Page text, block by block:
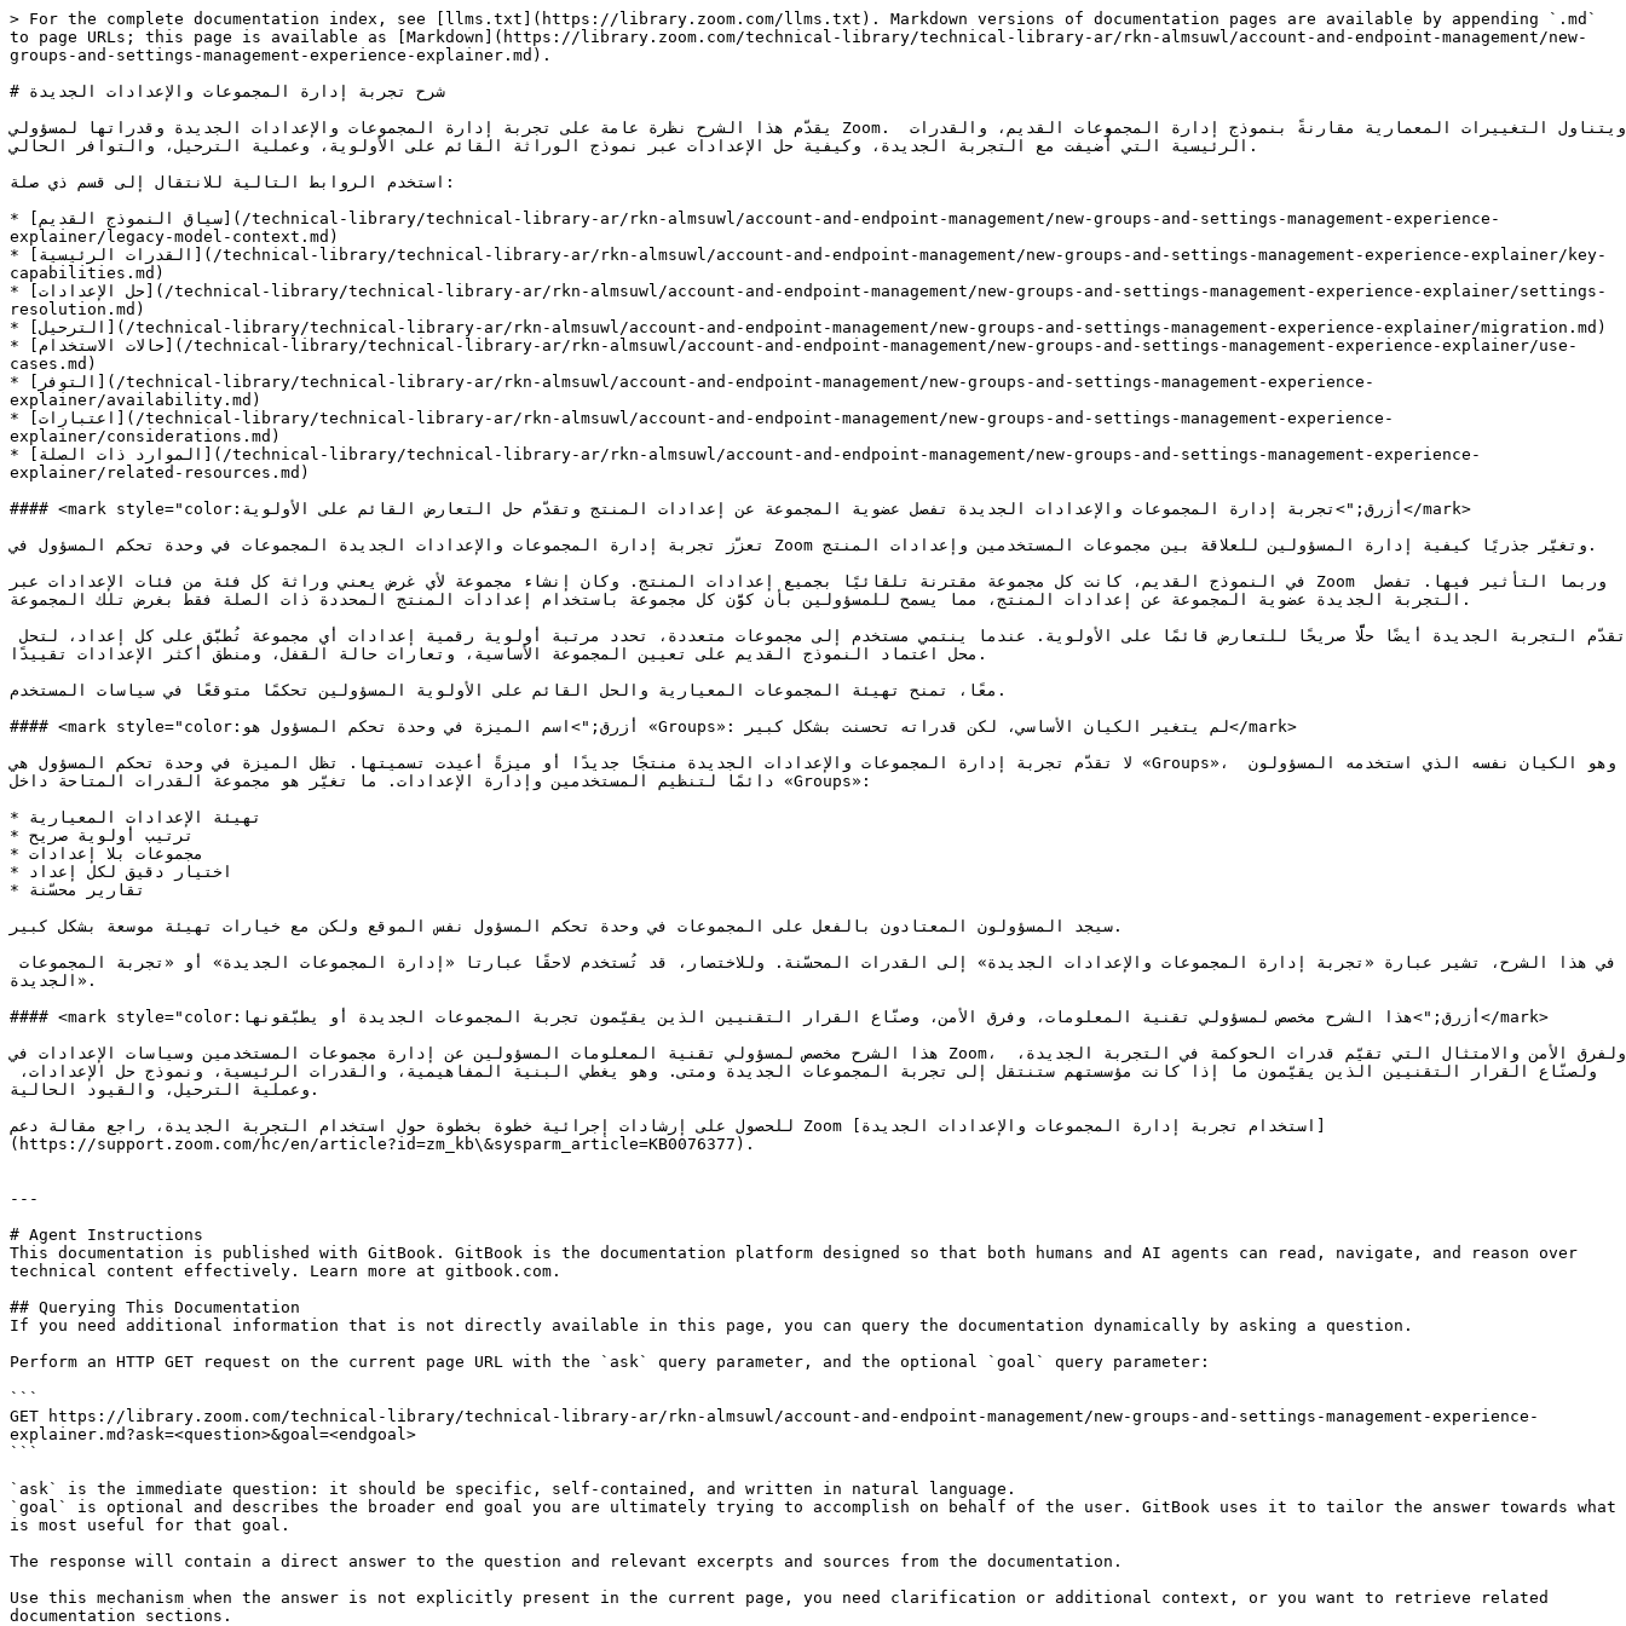
> For the complete documentation index, see [llms.txt](https://library.zoom.com/llms.txt). Markdown versions of documentation pages are available by appending `.md`
to page URLs; this page is available as [Markdown](https://library.zoom.com/technical-library/technical-library-ar/rkn-almsuwl/account-and-endpoint-management/new-
groups-and-settings-management-experience-explainer.md).
# شرح تجربة إدارة المجموعات والإعدادات الجديدة
يقدّم هذا الشرح نظرة عامة على تجربة إدارة المجموعات والإعدادات الجديدة وقدراتها لمسؤولي Zoom. ويتناول التغييرات المعمارية مقارنةً بنموذج إدارة المجموعات القديم، والقدرات
الرئيسية التي أُضيفت مع التجربة الجديدة، وكيفية حل الإعدادات عبر نموذج الوراثة القائم على الأولوية، وعملية الترحيل، والتوافر الحالي.
استخدم الروابط التالية للانتقال إلى قسم ذي صلة:
* [سياق النموذج القديم](/technical-library/technical-library-ar/rkn-almsuwl/account-and-endpoint-management/new-groups-and-settings-management-experience-
explainer/legacy-model-context.md)
* [القدرات الرئيسية](/technical-library/technical-library-ar/rkn-almsuwl/account-and-endpoint-management/new-groups-and-settings-management-experience-explainer/key-
capabilities.md)
* [حل الإعدادات](/technical-library/technical-library-ar/rkn-almsuwl/account-and-endpoint-management/new-groups-and-settings-management-experience-explainer/settings-
resolution.md)
* [الترحيل](/technical-library/technical-library-ar/rkn-almsuwl/account-and-endpoint-management/new-groups-and-settings-management-experience-explainer/migration.md)
* [حالات الاستخدام](/technical-library/technical-library-ar/rkn-almsuwl/account-and-endpoint-management/new-groups-and-settings-management-experience-explainer/use-
cases.md)
* [التوفر](/technical-library/technical-library-ar/rkn-almsuwl/account-and-endpoint-management/new-groups-and-settings-management-experience-
explainer/availability.md)
* [اعتبارات](/technical-library/technical-library-ar/rkn-almsuwl/account-and-endpoint-management/new-groups-and-settings-management-experience-
explainer/considerations.md)
* [الموارد ذات الصلة](/technical-library/technical-library-ar/rkn-almsuwl/account-and-endpoint-management/new-groups-and-settings-management-experience-
explainer/related-resources.md)
#### <mark style="color:أزرق;">تجربة إدارة المجموعات والإعدادات الجديدة تفصل عضوية المجموعة عن إعدادات المنتج وتقدّم حل التعارض القائم على الأولوية</mark>
تعزّز تجربة إدارة المجموعات والإعدادات الجديدة المجموعات في وحدة تحكم المسؤول في Zoom وتغيّر جذريًا كيفية إدارة المسؤولين للعلاقة بين مجموعات المستخدمين وإعدادات المنتج.
في النموذج القديم، كانت كل مجموعة مقترنة تلقائيًا بجميع إعدادات المنتج. وكان إنشاء مجموعة لأي غرض يعني وراثة كل فئة من فئات الإعدادات عبر Zoom وربما التأثير فيها. تفصل
التجربة الجديدة عضوية المجموعة عن إعدادات المنتج، مما يسمح للمسؤولين بأن كوَّن كل مجموعة باستخدام إعدادات المنتج المحددة ذات الصلة فقط بغرض تلك المجموعة.
محل اعتماد النموذج القديم على تعيين المجموعة الأساسية، وتعارات حالة القفل، ومنطق أكثر الإعدادات تقييدًا.
معًا، تمنح تهيئة المجموعات المعيارية والحل القائم على الأولوية المسؤولين تحكمًا متوقعًا في سياسات المستخدم.
#### <mark style="color:أزرق;">اسم الميزة في وحدة تحكم المسؤول هو «Groups»: لم يتغير الكيان الأساسي، لكن قدراته تحسنت بشكل كبير</mark>
لا تقدّم تجربة إدارة المجموعات والإعدادات الجديدة منتجًا جديدًا أو ميزةً أعيدت تسميتها. تظل الميزة في وحدة تحكم المسؤول هي «Groups»، وهو الكيان نفسه الذي استخدمه المسؤولون
دائمًا لتنظيم المستخدمين وإدارة الإعدادات. ما تغيّر هو مجموعة القدرات المتاحة داخل «Groups»:
* تهيئة الإعدادات المعيارية
* ترتيب أولوية صريح
* مجموعات بلا إعدادات
* اختيار دقيق لكل إعداد
* تقارير محسّنة
سيجد المسؤولون المعتادون بالفعل على المجموعات في وحدة تحكم المسؤول نفس الموقع ولكن مع خيارات تهيئة موسعة بشكل كبير.
الجديدة».
#### <mark style="color:أزرق;">هذا الشرح مخصص لمسؤولي تقنية المعلومات، وفرق الأمن، وصنّاع القرار التقنيين الذين يقيّمون تجربة المجموعات الجديدة أو يطبّقونها</mark>
هذا الشرح مخصص لمسؤولي تقنية المعلومات المسؤولين عن إدارة مجموعات المستخدمين وسياسات الإعدادات في Zoom، ولفرق الأمن والامتثال التي تقيّم قدرات الحوكمة في التجربة الجديدة،
وعملية الترحيل، والقيود الحالية.
للحصول على إرشادات إجرائية خطوة بخطوة حول استخدام التجربة الجديدة، راجع مقالة دعم Zoom [استخدام تجربة إدارة المجموعات والإعدادات الجديدة]
(https://support.zoom.com/hc/en/article?id=zm_kb\&sysparm_article=KB0076377).
---
# Agent Instructions
This documentation is published with GitBook. GitBook is the documentation platform designed so that both humans and AI agents can read, navigate, and reason over
technical content effectively. Learn more at gitbook.com.
## Querying This Documentation
If you need additional information that is not directly available in this page, you can query the documentation dynamically by asking a question.
Perform an HTTP GET request on the current page URL with the `ask` query parameter, and the optional `goal` query parameter:
```
GET https://library.zoom.com/technical-library/technical-library-ar/rkn-almsuwl/account-and-endpoint-management/new-groups-and-settings-management-experience-
explainer.md?ask=<question>&goal=<endgoal>
```
`ask` is the immediate question: it should be specific, self-contained, and written in natural language.
`goal` is optional and describes the broader end goal you are ultimately trying to accomplish on behalf of the user. GitBook uses it to tailor the answer towards what
is most useful for that goal.
The response will contain a direct answer to the question and relevant excerpts and sources from the documentation.
Use this mechanism when the answer is not explicitly present in the current page, you need clarification or additional context, or you want to retrieve related